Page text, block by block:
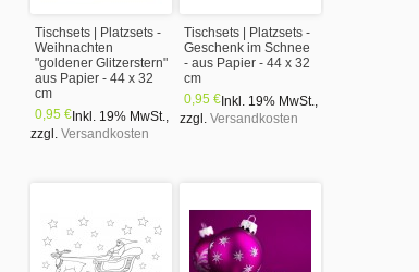
Tischsets | Platzsets -
Weihnachten
"goldener Glitzerstern"
aus Papier - 44 x 32
cm
0,95 € Inkl. 19% MwSt.,
zzgl. Versandkosten
Tischsets | Platzsets -
Geschenk im Schnee
- aus Papier - 44 x 32
cm
0,95 € Inkl. 19% MwSt.,
zzgl. Versandkosten